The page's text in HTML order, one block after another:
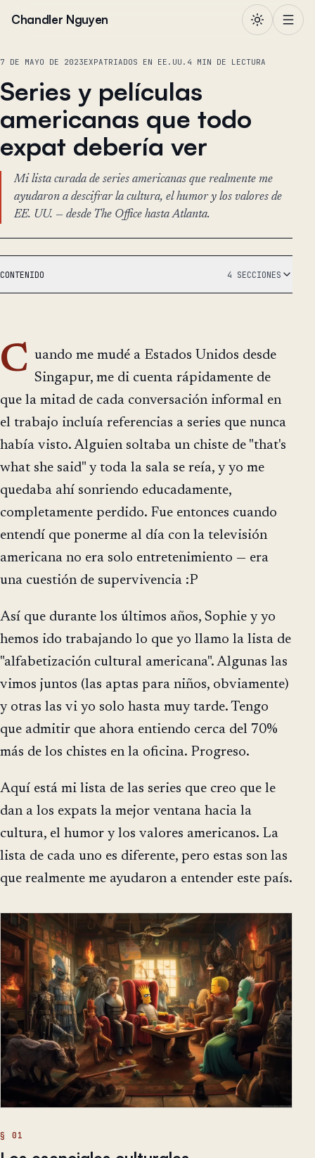
Chandler Nguyen
7 DE MAYO DE 2023EXPATRIADOS EN EE.UU. 4 MIN DE LECTURA
Series y películas
americanas que todo
expat debería ver
Mi lista curada de series americanas que realmente me
ayudaron a descifrar la cultura, el humor y los valores de
EE. UU. — desde The Office hasta Atlanta.
CONTENIDO 4 SECCIONES
C uando me mudé a Estados Unidos desde
Singapur, me di cuenta rápidamente de
que la mitad de cada conversación informal en
el trabajo incluía referencias a series que nunca
había visto. Alguien soltaba un chiste de "that's
what she said" y toda la sala se reía, y yo me
quedaba ahí sonriendo educadamente,
completamente perdido. Fue entonces cuando
entendí que ponerme al día con la televisión
americana no era solo entretenimiento — era
una cuestión de supervivencia :P
Así que durante los últimos años, Sophie y yo
hemos ido trabajando lo que yo llamo la lista de
"alfabetización cultural americana". Algunas las
vimos juntos (las aptas para niños, obviamente)
y otras las vi yo solo hasta muy tarde. Tengo
que admitir que ahora entiendo cerca del 70%
más de los chistes en la oficina. Progreso.
Aquí está mi lista de las series que creo que le
dan a los expats la mejor ventana hacia la
cultura, el humor y los valores americanos. La
lista de cada uno es diferente, pero estas son las
que realmente me ayudaron a entender este país.